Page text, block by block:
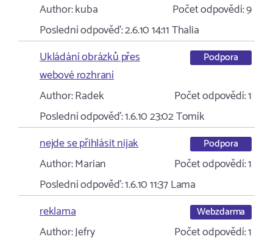
Author:kuba Počet odpovědí:9
Poslední odpověď:2.6.10 14:11Thalia
Ukládání obrázků přes
webové rozhraní
Podpora
Author:Radek Počet odpovědí:1
Poslední odpověď:1.6.10 23:02Tomík
nejde se přihlásit nijak
Podpora
Author:Marian Počet odpovědí:1
Poslední odpověď:1.6.10 11:37Lama
reklama
Webzdarma
Author:Jefry Počet odpovědí:1